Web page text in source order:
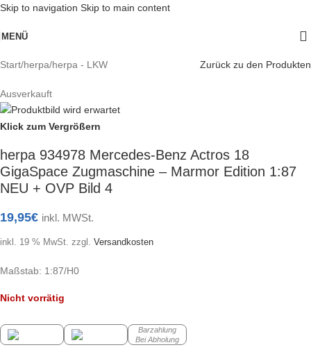
Skip to navigation Skip to main content
MENÜ
Start/herpa/herpa - LKW Zurück zu den Produkten
Ausverkauft
Klick zum Vergrößern
herpa 934978 Mercedes-Benz Actros 18
GigaSpace Zugmaschine – Marmor Edition 1:87
NEU + OVP Bild 4
19,95€ inkl. MWSt.
inkl. 19 % MwSt. zzgl. Versandkosten
Maßstab: 1:87/H0
Nicht vorrätig
Barzahlung
Bei Abholung